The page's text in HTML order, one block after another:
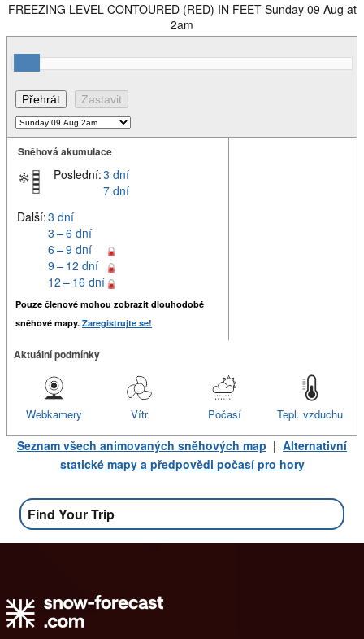
FREEZING LEVEL CONTOURED (RED) IN FEET Sunday 09 Aug at
2am
Sněhová akumulace
Poslední:3 dní
7 dní
Další:3 dní
3 – 6 dní
6 – 9 dní
9 – 12 dní
12 – 16 dní
Pouze členové mohou zobrazit dlouhodobé
sněhové mapy. Zaregistrujte se!
Aktuální podmínky
Tepl. vzduchu
Počasí
Vítr
Webkamery
Seznam všech animovaných sněhových map | Alternativní
statické mapy a předpovědi počasí pro hory
Find Your Trip